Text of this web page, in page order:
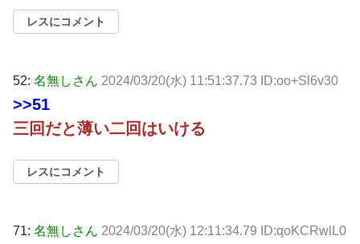
レスにコメント
52: 名無しさん 2024/03/20(水) 11:51:37.73 ID:oo+Sl6v30
>>51
三回だと薄い二回はいける
レスにコメント
71: 名無しさん 2024/03/20(水) 12:11:34.79 ID:qoKCRwlL0